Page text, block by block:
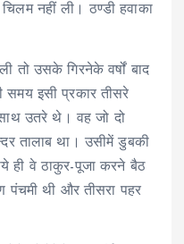
नहीं ली। ठण्डी हवाका
तो उसके गिरनेके वर्षों बाद
समय इसी प्रकार तीसरे
उतरे थे। वह जो दो
तालाब था। उसीमें डुबकी
ही वे ठाकुर-पूजा करने बैठ
पंचमी थी और तीसरा पहर